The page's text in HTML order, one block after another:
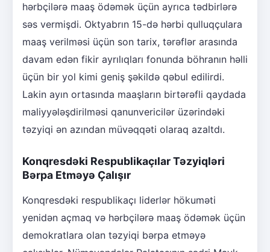
hərbçilərə maaş ödəmək üçün ayrıca tədbirlərə
səs vermişdi. Oktyabrın 15-də hərbi qulluqçulara
maaş verilməsi üçün son tarix, tərəflər arasında
davam edən fikir ayrılıqları fonunda böhranın həlli
üçün bir yol kimi geniş şəkildə qəbul edilirdi.
Lakin ayın ortasında maaşların birtərəfli qaydada
maliyyələşdirilməsi qanunvericilər üzərindəki
təzyiqi ən azından müvəqqəti olaraq azaltdı.
Konqresdəki Respublikaçılar Təzyiqləri
Bərpa Etməyə Çalışır
Konqresdəki respublikaçı liderlər hökuməti
yenidən açmaq və hərbçilərə maaş ödəmək üçün
demokratlara olan təzyiqi bərpa etməyə